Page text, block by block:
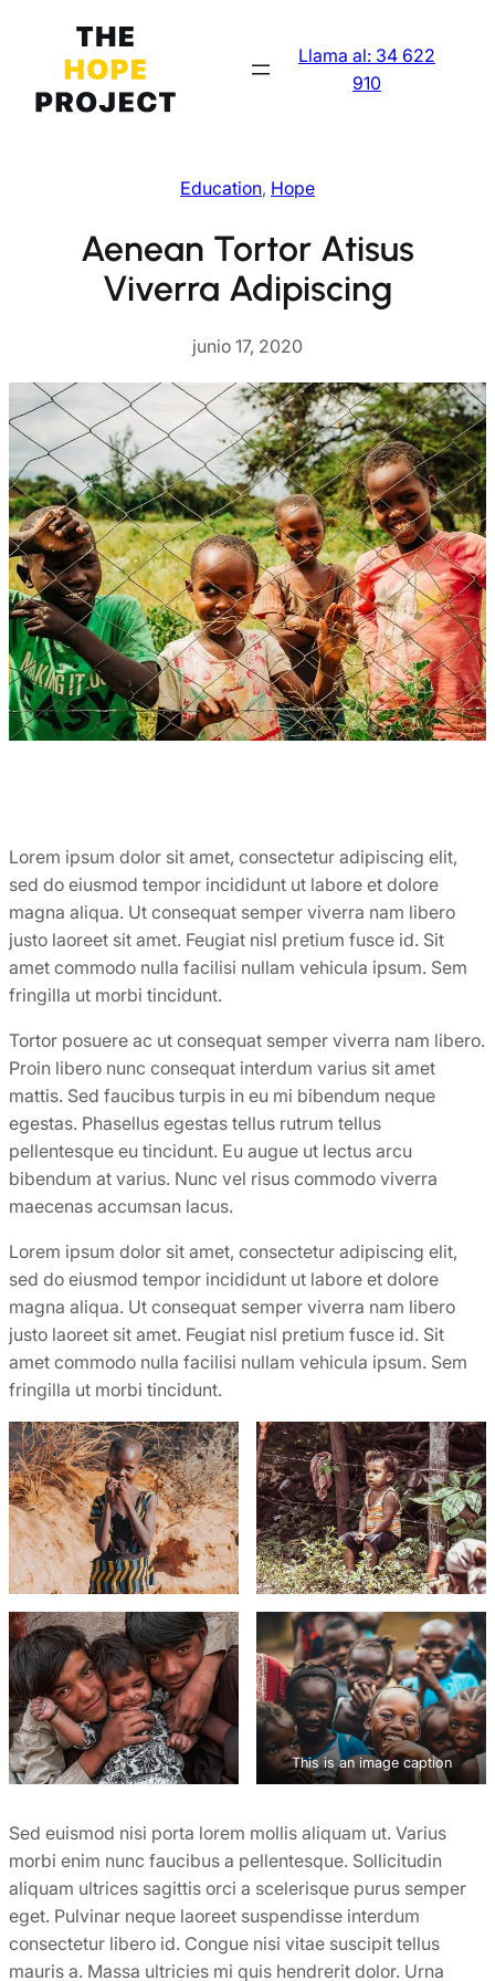
contenido
Llama al: 34 622
910
Education, Hope
Aenean Tortor Atisus
Viverra Adipiscing
junio 17, 2020
Lorem ipsum dolor sit amet, consectetur adipiscing elit,
sed do eiusmod tempor incididunt ut labore et dolore
magna aliqua. Ut consequat semper viverra nam libero
justo laoreet sit amet. Feugiat nisl pretium fusce id. Sit
amet commodo nulla facilisi nullam vehicula ipsum. Sem
fringilla ut morbi tincidunt.
Tortor posuere ac ut consequat semper viverra nam libero.
Proin libero nunc consequat interdum varius sit amet
mattis. Sed faucibus turpis in eu mi bibendum neque
egestas. Phasellus egestas tellus rutrum tellus
pellentesque eu tincidunt. Eu augue ut lectus arcu
bibendum at varius. Nunc vel risus commodo viverra
maecenas accumsan lacus.
Lorem ipsum dolor sit amet, consectetur adipiscing elit,
sed do eiusmod tempor incididunt ut labore et dolore
magna aliqua. Ut consequat semper viverra nam libero
justo laoreet sit amet. Feugiat nisl pretium fusce id. Sit
amet commodo nulla facilisi nullam vehicula ipsum. Sem
fringilla ut morbi tincidunt.
This is an image caption
Sed euismod nisi porta lorem mollis aliquam ut. Varius
morbi enim nunc faucibus a pellentesque. Sollicitudin
aliquam ultrices sagittis orci a scelerisque purus semper
eget. Pulvinar neque laoreet suspendisse interdum
consectetur libero id. Congue nisi vitae suscipit tellus
mauris a. Massa ultricies mi quis hendrerit dolor. Urna